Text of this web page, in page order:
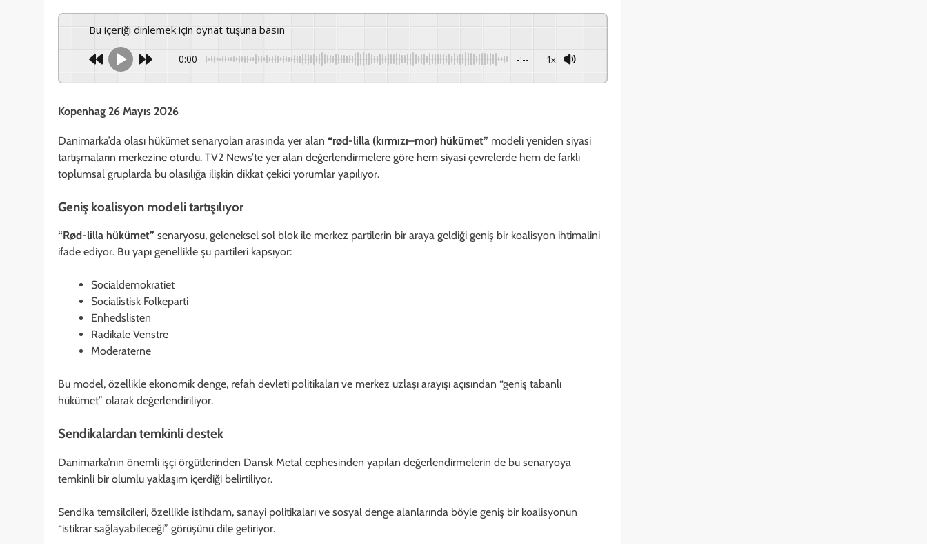
Bu içeriği dinlemek için oynat tuşuna basın
0:00 -:-- 1x
Kopenhag 26 Mayıs 2026
Danimarka’da olası hükümet senaryoları arasında yer alan “rød-lilla (kırmızı–mor) hükümet” modeli yeniden siyasi
tartışmaların merkezine oturdu. TV2 News’te yer alan değerlendirmelere göre hem siyasi çevrelerde hem de farklı
toplumsal gruplarda bu olasılığa ilişkin dikkat çekici yorumlar yapılıyor.
Geniş koalisyon modeli tartışılıyor
“Rød-lilla hükümet” senaryosu, geleneksel sol blok ile merkez partilerin bir araya geldiği geniş bir koalisyon ihtimalini
ifade ediyor. Bu yapı genellikle şu partileri kapsıyor:
Socialdemokratiet
Socialistisk Folkeparti
Enhedslisten
Radikale Venstre
Moderaterne
Bu model, özellikle ekonomik denge, refah devleti politikaları ve merkez uzlaşı arayışı açısından “geniş tabanlı
hükümet” olarak değerlendiriliyor.
Sendikalardan temkinli destek
Danimarka’nın önemli işçi örgütlerinden Dansk Metal cephesinden yapılan değerlendirmelerin de bu senaryoya
temkinli bir olumlu yaklaşım içerdiği belirtiliyor.
Sendika temsilcileri, özellikle istihdam, sanayi politikaları ve sosyal denge alanlarında böyle geniş bir koalisyonun
“istikrar sağlayabileceği” görüşünü dile getiriyor.